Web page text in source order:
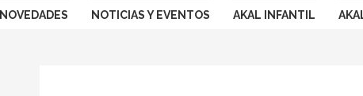
NOVEDADES NOTICIAS Y EVENTOS AKAL INFANTIL